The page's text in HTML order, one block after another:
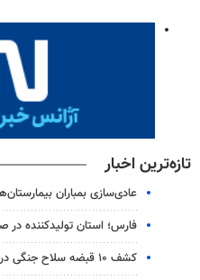
تازه‌ترین اخبار
عادی‌سازی بمباران
فارس؛ استان تولیدکننده در
کشف ۱۰ قبضه سلاح جنگی در مرزهای سیستان وبلوچستان